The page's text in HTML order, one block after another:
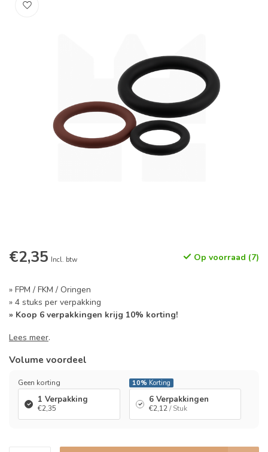
€2,35 Incl. btw Op voorraad (7)
» FPM / FKM / Oringen
» 4 stuks per verpakking
» Koop 6 verpakkingen krijg 10% korting!
Lees meer.
Volume voordeel
Geen korting
1 Verpakking
€2,35
10% Korting
6 Verpakkingen
€2,12/ Stuk